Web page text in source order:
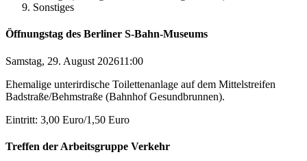
Sonstiges
Öffnungstag des Berliner S-Bahn-Museums
Samstag, 29. August 202611:00
Ehemalige unterirdische Toilettenanlage auf dem Mittelstreifen
Badstraße/Behmstraße (Bahnhof Gesundbrunnen).
Eintritt: 3,00 Euro/1,50 Euro
Treffen der Arbeitsgruppe Verkehr